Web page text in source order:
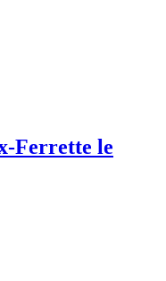
Ferrette le